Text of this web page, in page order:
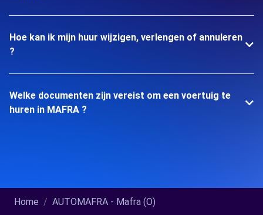
Hoe kan ik mijn huur wijzigen, verlengen of annuleren
?
Welke documenten zijn vereist om een voertuig te
huren in MAFRA ?
Home AUTOMAFRA - Mafra (O)